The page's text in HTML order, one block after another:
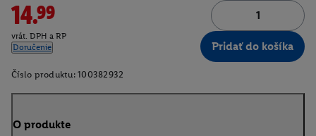
14.99
vrát. DPH a RP
Doručenie
Pridať do košíka
Číslo produktu: 100382932
O produkte